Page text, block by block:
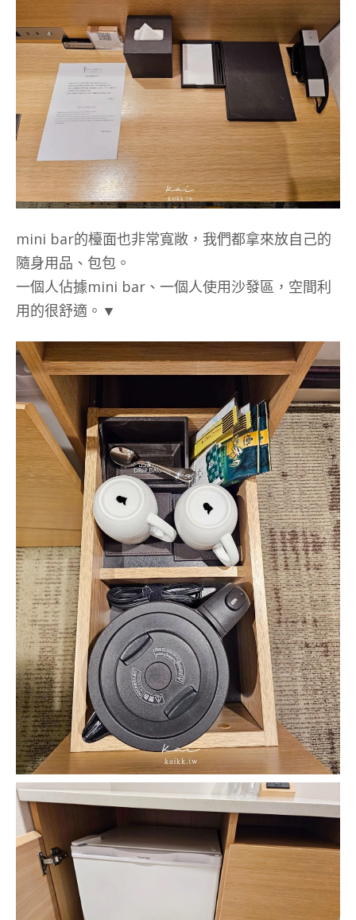
mini bar的檯面也非常寬敞，我們都拿來放自己的
隨身用品、包包。
一個人佔據mini bar、一個人使用沙發區，空間利
用的很舒適。▼